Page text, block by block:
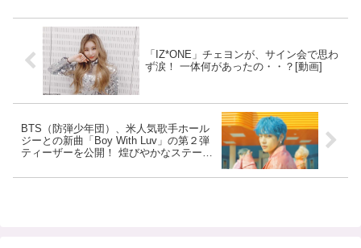
「IZ*ONE」チェヨンが、サイン会で思わ
ず涙！ 一体何があったの・・？[動画]
BTS（防弾少年団）、米人気歌手ホール
ジーとの新曲「Boy With Luv」の第２弾
ティーザーを公開！ 煌びやかなステージ